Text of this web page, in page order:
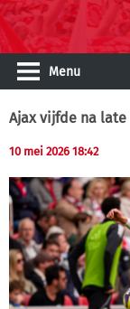
Menu
Ajax vijfde na
10 mei 2026 18:42